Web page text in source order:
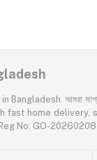
আমরা সাশ্রয়ী মূল্যে
delivery,
No: GO-